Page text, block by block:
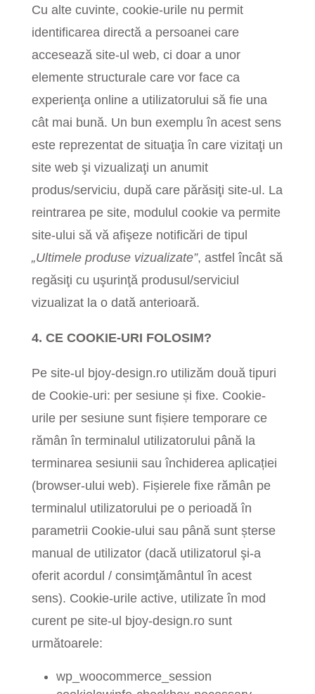
Cu alte cuvinte, cookie-urile nu permit
identificarea directă a persoanei care
accesează site-ul web, ci doar a unor
elemente structurale care vor face ca
experienţa online a utilizatorului să fie una
cât mai bună. Un bun exemplu în acest sens
este reprezentat de situaţia în care vizitaţi un
site web şi vizualizaţi un anumit
produs/serviciu, după care părăsiţi site-ul. La
reintrarea pe site, modulul cookie va permite
site-ului să vă afişeze notificări de tipul
„Ultimele produse vizualizate”, astfel încât să
regăsiţi cu uşurinţă produsul/serviciul
vizualizat la o dată anterioară.
4. CE COOKIE-URI FOLOSIM?
Pe site-ul bjoy-design.ro utilizăm două tipuri
de Cookie-uri: per sesiune și fixe. Cookie-
urile per sesiune sunt fișiere temporare ce
rămân în terminalul utilizatorului până la
terminarea sesiunii sau închiderea aplicației
(browser-ului web). Fișierele fixe rămân pe
terminalul utilizatorului pe o perioadă în
parametrii Cookie-ului sau până sunt șterse
manual de utilizator (dacă utilizatorul şi-a
oferit acordul / consimţământul în acest
sens). Cookie-urile active, utilizate în mod
curent pe site-ul bjoy-design.ro sunt
următoarele:
wp_woocommerce_session